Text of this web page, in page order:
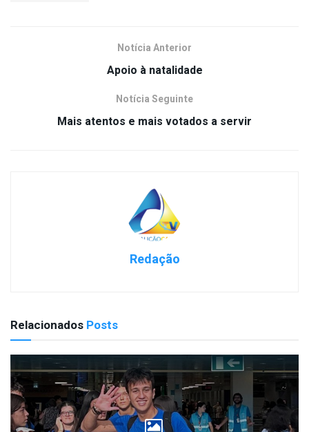
Notícia Anterior
Apoio à natalidade
Notícia Seguinte
Mais atentos e mais votados a servir
Redação
Relacionados Posts